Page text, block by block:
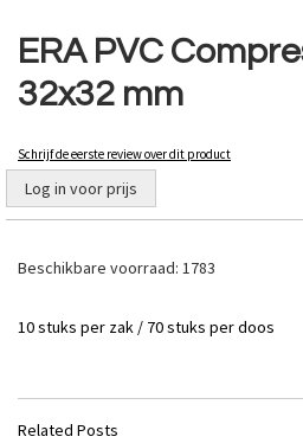
ERA PVC
32x32 mm
Schrijf de eerste review over dit product
Log in voor prijs
Beschikbare voorraad: 1783
10 stuks per zak / 70 stuks per doos
naar
het
begin
van
afbeeldingen-
gallerij
Related Posts